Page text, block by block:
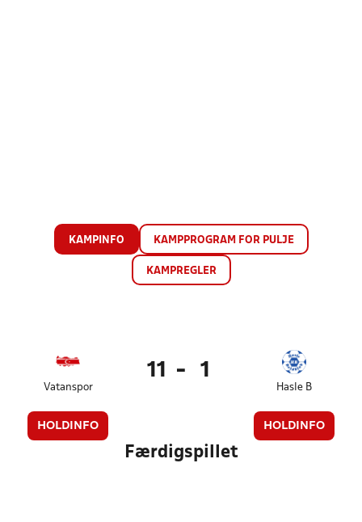
KAMPINFO KAMPPROGRAM FOR PULJE
KAMPREGLER
Vatanspor
HOLDINFO
11 - 1
Hasle B
HOLDINFO
Færdigspillet